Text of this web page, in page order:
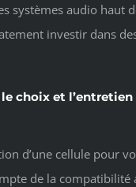
systèmes audio haut
investir dans
choix et
d’une cellule pour
de la compatibilité